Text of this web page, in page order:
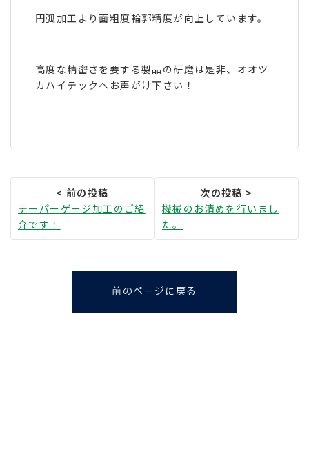
円弧加工より面粗度輪郭精度が向上しています。
高度な精密さを要する製品の研磨は是非、オオツ
カハイテックへお声がけ下さい！
テーパーゲージ加工のご紹
介です！
機械のお清めを行いまし
た。
前のページに戻る